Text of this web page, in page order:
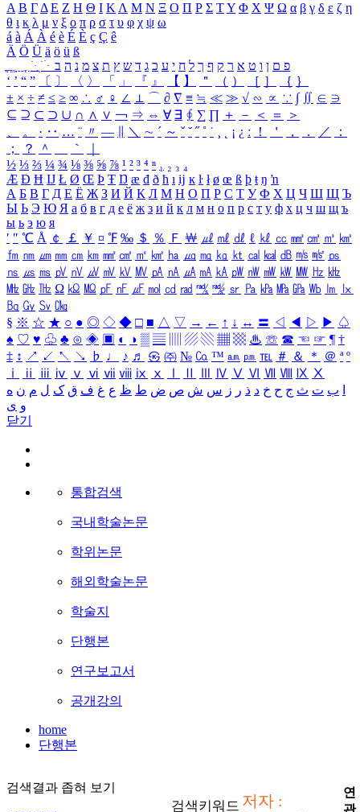
Α Β ΓΔ Ε Ζ Η Θ Ι ΚΛ Μ Ν Ξ Ο Π Ρ Σ ΤΥ Φ Χ Ψ Ω α β γ δ ε ζ η
θ ι κ λ μ ν ξ ο π ρ σ τ υ φ χ ψ ω
á à Á À é è É È ç Ç ê
Ä Ö Ü ä ö ü ß
ִֶֹ ֻּ ׁׂ פ ם ן ו ט א ר ק ף ך ל ח י ע כ ג ד ש ץ ת צ מ נ ה ב
‘ ’ “ ” 〔 〕 〈 〉 「 」 『 』 【 】 ＂ （ ） ［ ］ ｛ ｝
± × ÷ ≠ ≤ ≥ ∞ ∴ ♂ ♀ ∠ ⊥ ⌒ ∂ ∇ ≡ ≒ ≪ ≫ √ ∽ ∝ ∵ ∫ ∬ ∈ ∋
⊆ ⊇ ⊂ ⊃ ∪ ∩ ∧ ∨ ￢ ⇒ ⇔ ∀ ∃ ∮ ∑ ∏ ＋ － ＜ ＝
＞
、
。 · ‥ … ¨ 〃 ― ＼ ∼ ´ ～ ˇ ˘ ˝ ˚ ˙ ¸ ¡ ¿ ː ！ ＇ ， ． ／
：
；
？ ＾ ｀
½ ⅓ ⅔ ¼ ¾ ⅛ ⅜ ⅝ ⅞ ¹ ² ³ ⁴ ⁿ ₁ ₂ ₃ ₄
Æ Ð Ħ Ĳ Ł Ø Œ Þ Ŧ Ŋ æ đ ð ħ ı ĳ ĸ ŀ ł ø œ ß þ ŧ ŋ ŉ
А Б В Г Д Е Ё Ж З И Й К Л М Н О П Р С Т У Ф Х Ц Ч Ш Щ Ъ
Ы Ь Э Ю Я а б в г д е ё ж з и й к л м н о п р с т у ф х ц ч ш щ ъ
ы ь э ю я
′ ″ ℃ Å ￠ ￡ ￥ ¤ ℉ ‰ ＄ ％ Ｆ ￦ ㎕ ㎖ ㎗ ℓ ㎘ ㏄ ㎣ ㎤ ㎥ ㎦
㎙ ㎚ ㎛ ㎜ ㎝ ㎞ ㎟ ㎠ ㎡ ㎢ ㏊ ㎍ ㎎ ㎏ ㏏ ㎈ ㎉ ㏈ ㎧ ㎨ ㎰
㎱ ㎲ ㎳ ㎴ ㎵ ㎶ ㎷ ㎸ ㎹ ㎀ ㎁ ㎂ ㎃ ㎄ ㎺ ㎻ ㎽ ㎾ ㎿ ㎐ ㎑
㎒ ㎓ ㎔ Ω ㏀ ㏁ ㎊ ㎋ ㎌ ㏖ ㏅ ㎭ ㎮ ㎯ ㏛ ㎩ ㎪ ㎫ ㎬ ㏝ ㏐
㏓
㏃ ㏉ ㏜ ㏆
§ ※ ☆ ★ ○ ● ◎ ◇ ◆ □ ■ △ ▽ → ← ↑ ↓ ↔ 〓 ◁ ◀ ▷ ▶ ♤
♠ ♡ ♥ ♧ ♣ ⊙ ◈ ▣ ◐ ◑ ▒ ▤ ▨ ▧ ▦ ▩ ♨ ☏ ☎ ☜ ☞ ¶ †
‡ ↕ ↗ ↙ ↖ ↘ ♭ ♩ ♪ ♬ ㉿ ㈜ № ㏇ ™ ㏂ ㏘ ℡ ＃ ＆ ＊ ＠ ª º
ⅰ
ⅱ ⅲ ⅳ ⅴ ⅵ ⅶ ⅷ ⅸ ⅹ Ⅳ Ⅴ Ⅵ Ⅶ Ⅷ Ⅸ Ⅹ
ب ت ث ج ح خ د ذ ر ز س ش ص ض ط ظ ع غ ف ق ک ل م ن ه
و ی
닫기
통합검색
국내학술논문
학위논문
해외학술논문
학술지
단행본
연구보고서
공개강의
home
단행본
검색결과 좁혀 보기
검색키워드 저자 :
연
관